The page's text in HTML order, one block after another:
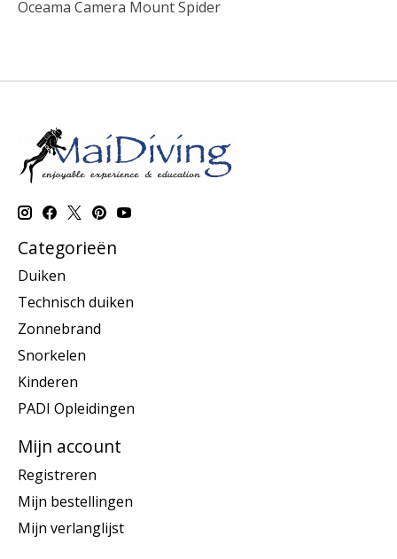
Oceama Camera Mount Spider
Categorieën
Duiken
Technisch duiken
Zonnebrand
Snorkelen
Kinderen
PADI Opleidingen
Mijn account
Registreren
Mijn bestellingen
Mijn verlanglijst